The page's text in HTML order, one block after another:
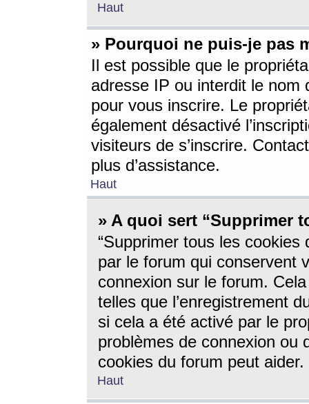
Haut
» Pourquoi ne puis-je pas
Il est possible que le
adresse IP ou interdit le nom
pour vous inscrire. Le
également désactivé
visiteurs de s’inscrire.
plus d’assistance.
Haut
» A quoi sert “Supprimer
“Supprimer tous les cookies
par le forum qui conservent
connexion sur le forum.
telles que l’enregistrement
si cela a été activé par le
problèmes de connexion ou
cookies du forum peut aider.
Haut